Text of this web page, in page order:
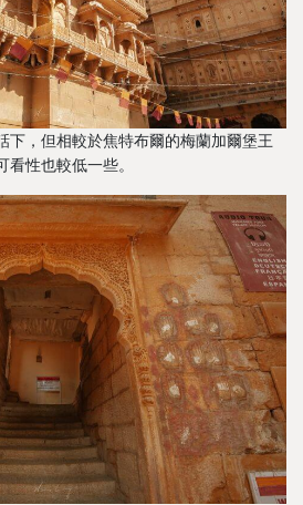
下，但相較於焦特布爾的梅蘭加爾堡王
性也較低一些。